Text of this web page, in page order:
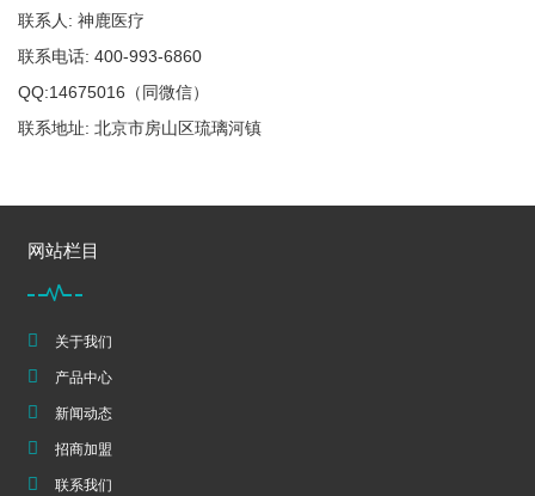
联系人: 神鹿医疗
联系电话: 400-993-6860
QQ:14675016（同微信）
联系地址: 北京市房山区琉璃河镇
网站栏目
关于我们
产品中心
新闻动态
招商加盟
联系我们